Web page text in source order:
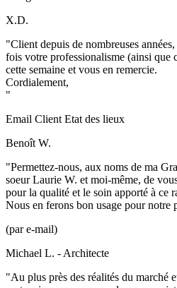
X.D.
"Client depuis de nombreuses
fois votre professionalisme (ainsi que
cette semaine et vous en remercie.
Cordialement,
"
Email Client Etat des lieux
Benoît W.
"Permettez-nous, aux noms de ma
soeur Laurie W. et moi-même, de
pour la qualité et le soin apporté à ce
Nous en ferons bon usage pour notre
(par e-mail)
Michael L. - Architecte
"Au plus près des réalités du marché